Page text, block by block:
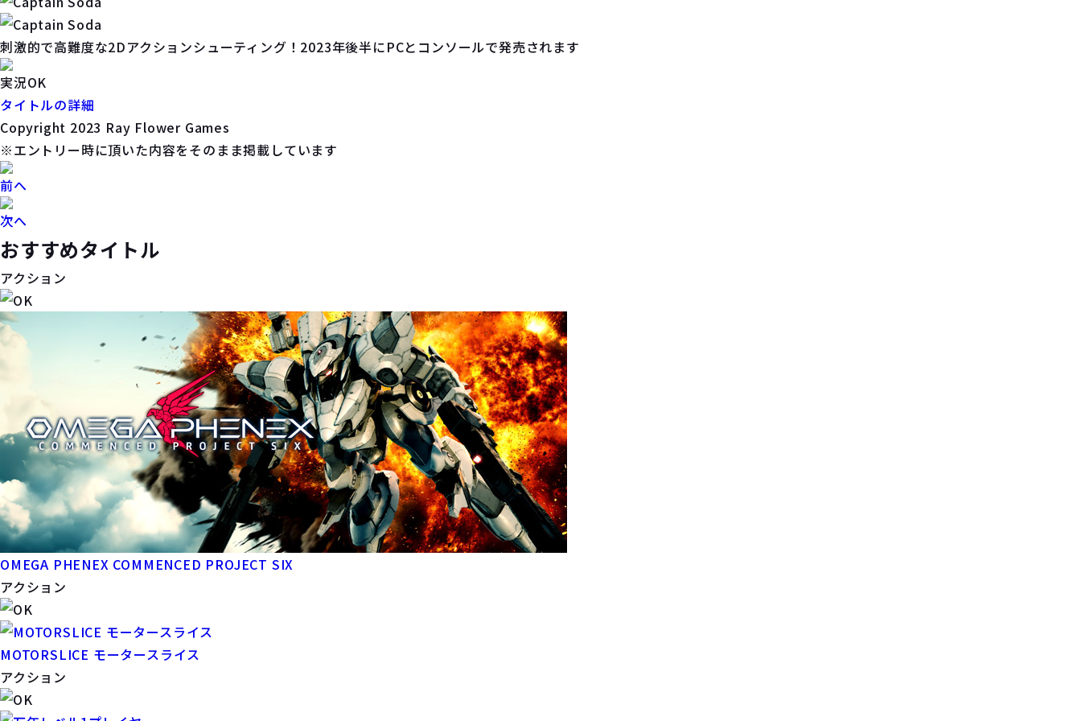
刺激的で高難度な2Dアクションシューティング！2023年後半にPCとコンソールで発売されます
実況OK
タイトルの詳細
Copyright 2023 Ray Flower Games
※エントリー時に頂いた内容をそのまま掲載しています
前へ
次へ
おすすめタイトル
アクション
OMEGA PHENEX COMMENCED PROJECT SIX
アクション
MOTORSLICE モータースライス
アクション